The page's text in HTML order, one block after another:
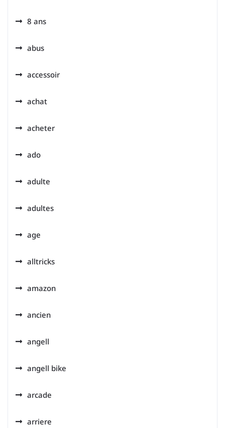
8 ans
abus
accessoir
achat
acheter
ado
adulte
adultes
age
alltricks
amazon
ancien
angell
angell bike
arcade
arriere